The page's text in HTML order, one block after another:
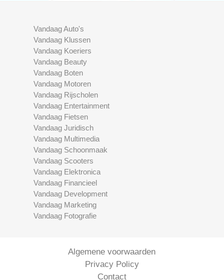
Vandaag Auto's
Vandaag Klussen
Vandaag Koeriers
Vandaag Beauty
Vandaag Boten
Vandaag Motoren
Vandaag Rijscholen
Vandaag Entertainment
Vandaag Fietsen
Vandaag Juridisch
Vandaag Multimedia
Vandaag Schoonmaak
Vandaag Scooters
Vandaag Elektronica
Vandaag Financieel
Vandaag Development
Vandaag Marketing
Vandaag Fotografie
Algemene voorwaarden
Privacy Policy
Contact